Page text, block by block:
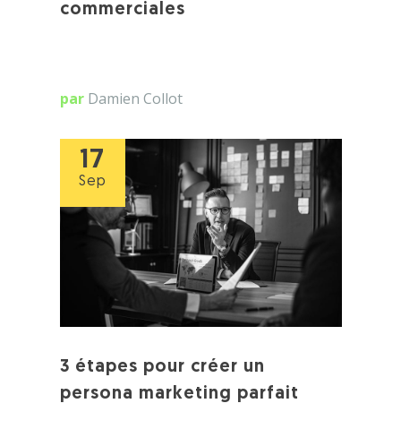
commerciales
par Damien Collot
17
Sep
3 étapes pour créer un
persona marketing parfait